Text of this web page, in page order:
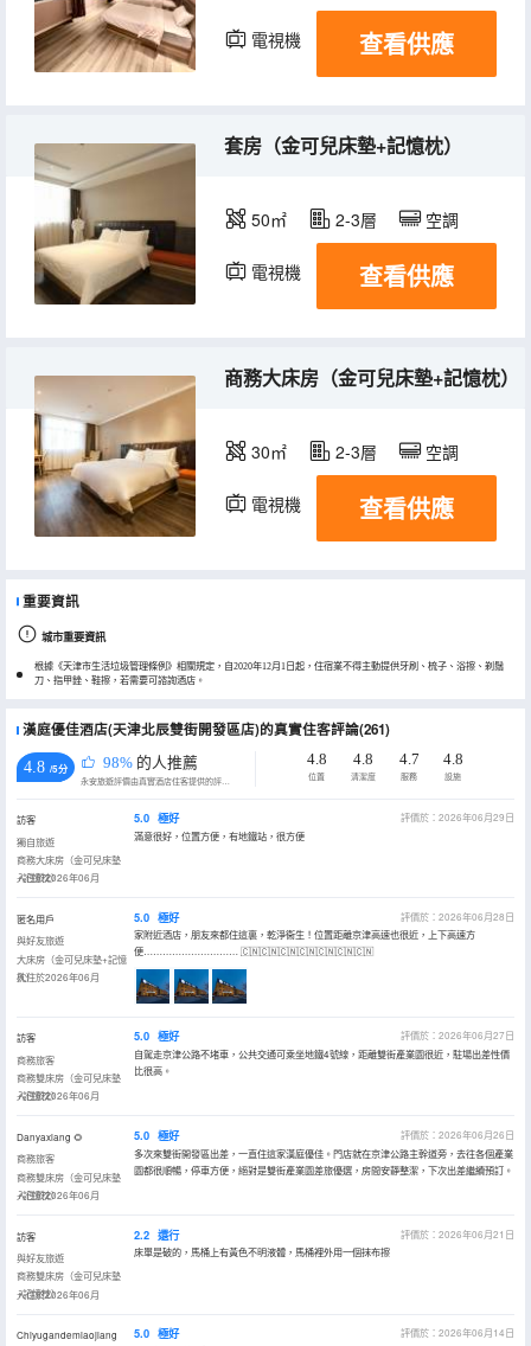
電視機 查看供應
套房（金可兒床墊+記憶枕）
50㎡ 2-3層 空調
電視機 查看供應
商務大床房（金可兒床墊+記憶枕）
30㎡ 2-3層 空調
電視機 查看供應
重要資訊
城市重要資訊
根據《天津市生活垃圾管理條例》相關規定，自2020年12月1日起，住宿業不得主動提供牙刷、梳子、浴擦、剃鬚
刀、指甲銼、鞋擦，若需要可諮詢酒店。
漢庭優佳酒店(天津北辰雙街開發區店)的真實住客評論(261)
4.8 /5分 98% 的人推薦
永安旅遊評價由真實酒店住客提供的評價。
4.8
位置
4.8
清潔度
4.7
服務
4.8
設施
訪客
獨自旅遊
商務大床房（金可兒床墊
+記憶枕）
入住於2026年06月
5.0 極好
評價於：2026年06月29日
滿意很好，位置方便，有地鐵站，很方便
匿名用戶
與好友旅遊
大床房（金可兒床墊+記憶
枕）
入住於2026年06月
5.0 極好
評價於：2026年06月28日
家附近酒店，朋友來都住這裏，乾淨衞生！位置距離京津高速也很近，上下高速方
便………………………… 🇨🇳🇨🇳🇨🇳🇨🇳🇨🇳🇨🇳🇨🇳
訪客
商務旅客
商務雙床房（金可兒床墊
+記憶枕）
入住於2026年06月
5.0 極好
評價於：2026年06月27日
自駕走京津公路不堵車，公共交通可乘坐地鐵4號線，距離雙街產業園很近，駐場出差性價
比很高。
Danyaxiang 🌻
商務旅客
商務雙床房（金可兒床墊
+記憶枕）
入住於2026年06月
5.0 極好
評價於：2026年06月26日
多次來雙街開發區出差，一直住這家漢庭優佳。門店就在京津公路主幹道旁，去往各個產業
園都很順暢，停車方便，絕對是雙街產業園差旅優選，房間安靜整潔，下次出差繼續預訂。
訪客
與好友旅遊
商務雙床房（金可兒床墊
+記憶枕）
入住於2026年06月
2.2 還行
評價於：2026年06月21日
床單是破的，馬桶上有黃色不明液體，馬桶裡外用一個抹布擦
Chiyugandemiaojiang
5.0 極好
評價於：2026年06月14日